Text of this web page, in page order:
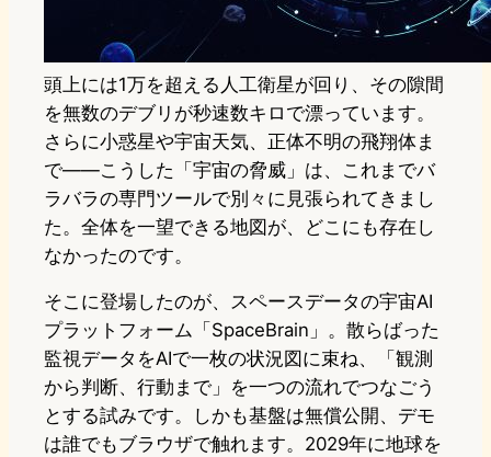
頭上には1万を超える人工衛星が回り、その隙間
を無数のデブリが秒速数キロで漂っています。
さらに小惑星や宇宙天気、正体不明の飛翔体ま
で――こうした「宇宙の脅威」は、これまでバ
ラバラの専門ツールで別々に見張られてきまし
た。全体を一望できる地図が、どこにも存在し
なかったのです。
そこに登場したのが、スペースデータの宇宙AI
プラットフォーム「SpaceBrain」。散らばった
監視データをAIで一枚の状況図に束ね、「観測
から判断、行動まで」を一つの流れでつなごう
とする試みです。しかも基盤は無償公開、デモ
は誰でもブラウザで触れます。2029年に地球を